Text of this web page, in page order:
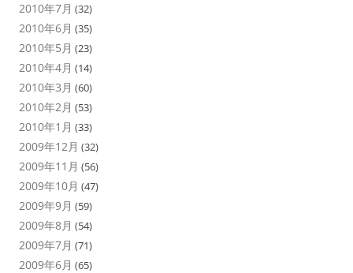
2010年7月 (32)
2010年6月 (35)
2010年5月 (23)
2010年4月 (14)
2010年3月 (60)
2010年2月 (53)
2010年1月 (33)
2009年12月 (32)
2009年11月 (56)
2009年10月 (47)
2009年9月 (59)
2009年8月 (54)
2009年7月 (71)
2009年6月 (65)